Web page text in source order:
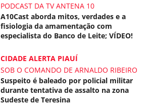
PODCAST DA TV ANTENA 10
A10Cast aborda mitos, verdades e a
fisiologia da amamentação com
especialista do Banco de Leite; VÍDEO!
CIDADE ALERTA PIAUÍ
SOB O COMANDO DE ARNALDO RIBEIRO
Suspeito é baleado por policial militar
durante tentativa de assalto na zona
Sudeste de Teresina